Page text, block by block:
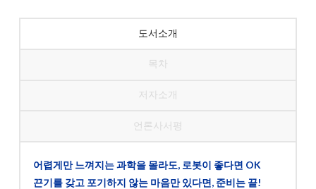
도서소개
목차
저자소개
언론사서평
어렵게만 느껴지는 과학을 몰라도, 로봇이 좋다면 OK
끈기를 갖고 포기하지 않는 마음만 있다면, 준비는 끝!